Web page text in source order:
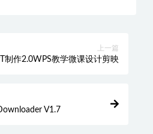
上一篇
制作2.0WPS教学微课设计剪映
V1.7